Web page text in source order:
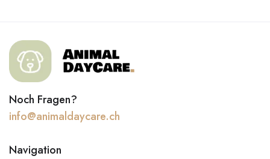
Noch Fragen?
info@animaldaycare.ch
Navigation